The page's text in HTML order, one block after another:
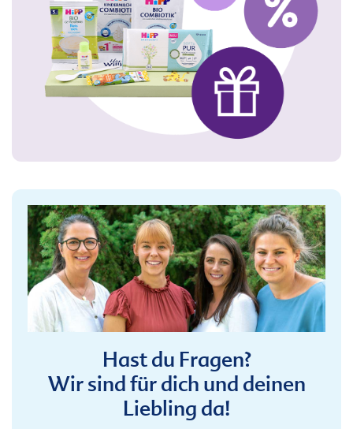
Hast du Fragen?
Wir sind für dich und deinen
Liebling da!